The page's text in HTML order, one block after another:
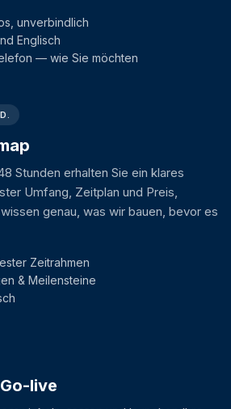
unverbindlich
Englisch
— wie Sie möchten
Stunden erhalten Sie ein klares
Umfang, Zeitplan und Preis,
genau, was wir bauen, bevor es
Zeitrahmen
& Meilensteine
live